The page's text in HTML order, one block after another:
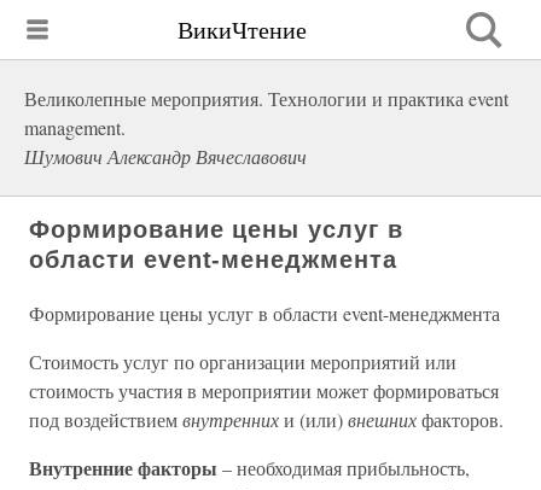
ВикиЧтение
Великолепные мероприятия. Технологии и практика event
management.
Шумович Александр Вячеславович
Формирование цены услуг в
области event-менеджмента
Формирование цены услуг в области event-менеджмента
Стоимость услуг по организации мероприятий или
стоимость участия в мероприятии может формироваться
под воздействиемвнутреннихи (или)внешнихфакторов.
Внутренние факторы – необходимая прибыльность,